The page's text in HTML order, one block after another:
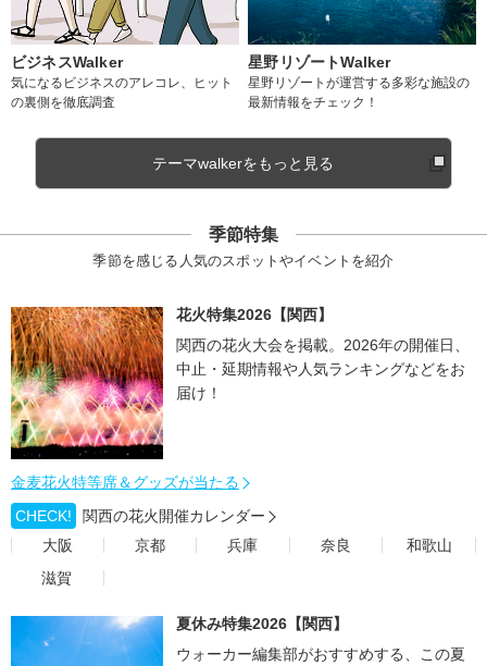
ビジネスWalker
気になるビジネスのアレコレ、ヒット
の裏側を徹底調査
星野リゾートWalker
星野リゾートが運営する多彩な施設の
最新情報をチェック！
テーマwalkerをもっと見る
季節特集
季節を感じる人気のスポットやイベントを紹介
花火特集2026【関西】
関西の花火大会を掲載。2026年の開催日、
中止・延期情報や人気ランキングなどをお
届け！
金麦花火特等席＆グッズが当たる
CHECK!
関西の花火開催カレンダー
大阪
京都 兵庫 奈良
和歌山
滋賀
夏休み特集2026【関西】
ウォーカー編集部がおすすめする、この夏